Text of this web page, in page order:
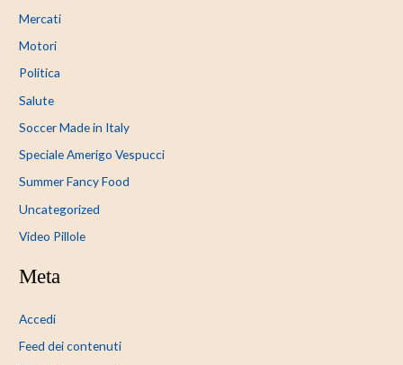
Mercati
Motori
Politica
Salute
Soccer Made in Italy
Speciale Amerigo Vespucci
Summer Fancy Food
Uncategorized
Video Pillole
Meta
Accedi
Feed dei contenuti